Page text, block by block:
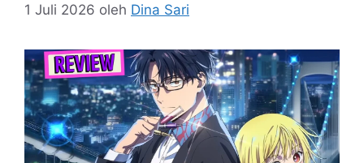
1 Juli 2026 oleh Dina Sari